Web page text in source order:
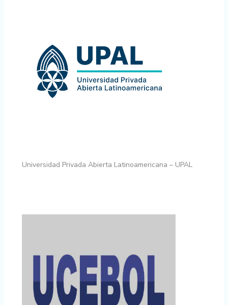
Universidad Privada Abierta Latinoamericana – UPAL